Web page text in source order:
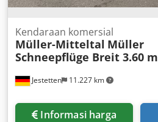
Jestetten 11.227 km
Kendaraan komersial
Müller-Mitteltal Müller
Schneepflüge Breit 3.60 m
Informasi harga